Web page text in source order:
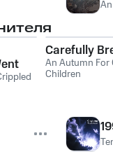
Carefully
An Autumn For
Children